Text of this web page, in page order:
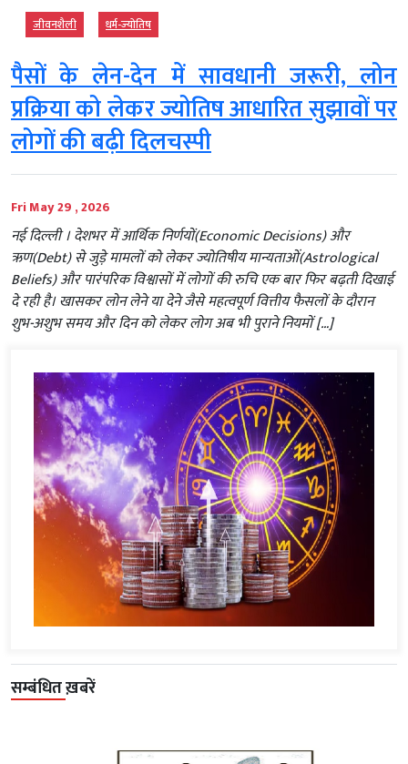
जीवनशैली धर्म-ज्‍योतिष
पैसों के लेन-देन में सावधानी जरूरी, लोन
प्रक्रिया को लेकर ज्योतिष आधारित सुझावों पर
लोगों की बढ़ी दिलचस्पी
Fri May 29 , 2026
नई दिल्ली । देशभर में आर्थिक निर्णयों(Economic Decisions) और
ऋण(Debt) से जुड़े मामलों को लेकर ज्योतिषीय मान्यताओं(Astrological
Beliefs) और पारंपरिक विश्वासों में लोगों की रुचि एक बार फिर बढ़ती दिखाई
दे रही है। खासकर लोन लेने या देने जैसे महत्वपूर्ण वित्तीय फैसलों के दौरान
शुभ-अशुभ समय और दिन को लेकर लोग अब भी पुराने नियमों […]
सम्बंधित ख़बरें